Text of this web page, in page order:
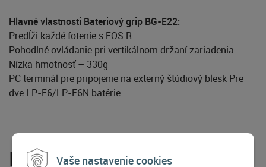
Vaše nastavenie cookies
Hlavné vlastnosti Bateriový grip BG-E22:
Predĺži každé fotenie s EOS R
Pohodlné ovládanie pri vertikálnom držaní zariadenia
Nízka hmotnosť – 330g
PC terminál pre pripojenie na externý štúdiový blesk Pre
dve LP-E6/LP-E6N batérie.
Príslušenstvo